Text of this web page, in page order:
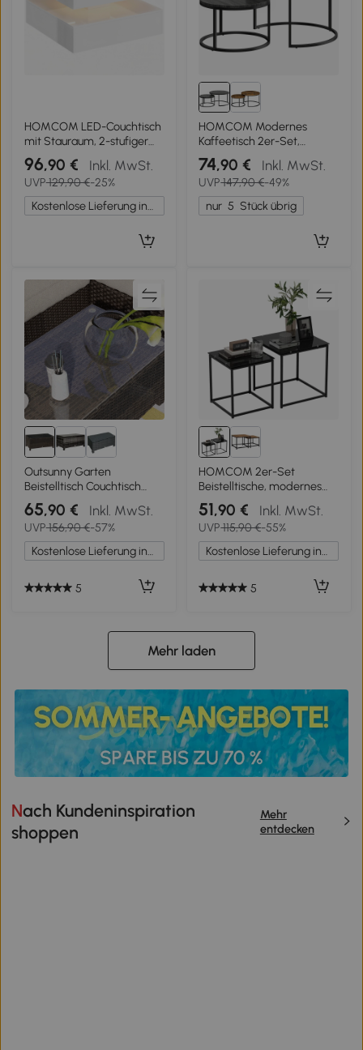
HOMCOM LED-Couchtisch
mit Stauraum, 2-stufiger
moderner Tisch mit offener
Ablage und
Fernbedienung, Hochglanz
Weiß
96,90 € Inkl. MwSt.
UVP129,90 €-25%
Kostenlose Lieferung innerhalb Deutschlands
HOMCOM Modernes
Kaffeetisch 2er-Set,
Stapelbare Beistelltische
mit Metallgestell für
Wohnzimmer,
Schlafzimmer, Büro,
Schwarz
74,90 € Inkl. MwSt.
UVP147,90 €-49%
nur 5 Stück übrig
Outsunny Garten
Beistelltisch Couchtisch
Gartentisch Balkontisch
Polyrattan Braun 85 x 50 x
39 cm
65,90 € Inkl. MwSt.
UVP156,90 €-57%
Kostenlose Lieferung innerhalb Deutschlands
5
HOMCOM 2er-Set
Beistelltische, modernes
Design, stapelbar,
Glastisch, Schwarz
51,90 € Inkl. MwSt.
UVP115,90 €-55%
Kostenlose Lieferung innerhalb Deutschlands
5
Mehr laden
Nach Kundeninspiration
shoppen
Mehr
entdecken